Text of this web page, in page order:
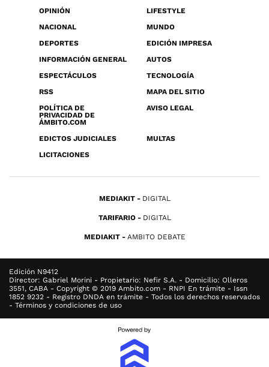
OPINIÓN
LIFESTYLE
NACIONAL
MUNDO
DEPORTES
EDICIÓN IMPRESA
INFORMACIÓN GENERAL
AUTOS
ESPECTÁCULOS
TECNOLOGÍA
RSS
MAPA DEL SITIO
POLÍTICA DE
PRIVACIDAD DE
ÁMBITO.COM
AVISO LEGAL
EDICTOS JUDICIALES
MULTAS
LICITACIONES
MEDIAKIT DIGITAL
TARIFARIO DIGITAL
MEDIAKIT AMBITO DEBATE
Edición N9412
Director: Gabriel Morini - Propietario: Nefir S.A. - Domicilio: Olleros
3551, CABA - Copyright © 2019 Ambito.com - RNPI En trámite - Issn
1852 9232 - Registro DNDA en trámite - Todos los derechos reservados
- Términos y condiciones de uso